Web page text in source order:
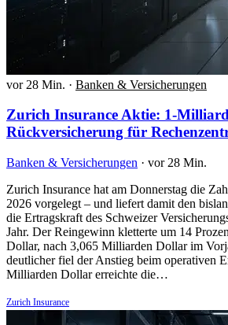
vor 28 Min. · Banken & Versicherungen
Zurich Insurance Aktie: 1-
Rückversicherung für
Banken & Versicherungen · vor 28 Min.
Zurich Insurance hat am Donnerstag die
2026 vorgelegt – und liefert damit den
die Ertragskraft des Schweizer
Jahr. Der Reingewinn kletterte um 14
Dollar, nach 3,065 Milliarden Dollar im
deutlicher fiel der Anstieg beim operativen
Milliarden Dollar erreichte die…
Zurich Insurance